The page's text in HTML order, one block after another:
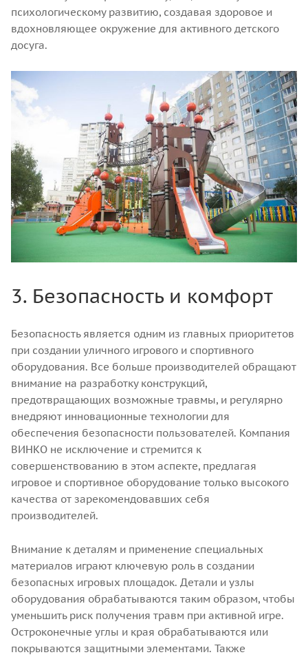
психологическому развитию, создавая здоровое и
вдохновляющее окружение для активного детского
досуга.
3. Безопасность и комфорт
Безопасность является одним из главных приоритетов
при создании уличного игрового и спортивного
оборудования. Все больше производителей обращают
внимание на разработку конструкций,
предотвращающих возможные травмы, и регулярно
внедряют инновационные технологии для
обеспечения безопасности пользователей. Компания
ВИНКО не исключение и стремится к
совершенствованию в этом аспекте, предлагая
игровое и спортивное оборудование только высокого
качества от зарекомендовавших себя
производителей.
Внимание к деталям и применение специальных
материалов играют ключевую роль в создании
безопасных игровых площадок. Детали и узлы
оборудования обрабатываются таким образом, чтобы
уменьшить риск получения травм при активной игре.
Остроконечные углы и края обрабатываются или
покрываются защитными элементами. Также